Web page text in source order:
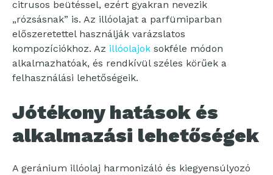
citrusos beütéssel, ezért gyakran nevezik
„rózsásnak” is. Az illóolajat a parfümiparban
előszeretettel használják varázslatos
kompozíciókhoz. Az illóolajok sokféle módon
alkalmazhatóak, és rendkívül széles körűek a
felhasználási lehetőségeik.
Jótékony hatások és
alkalmazási lehetőségek
A geránium illóolaj harmonizáló és kiegyensúlyozó